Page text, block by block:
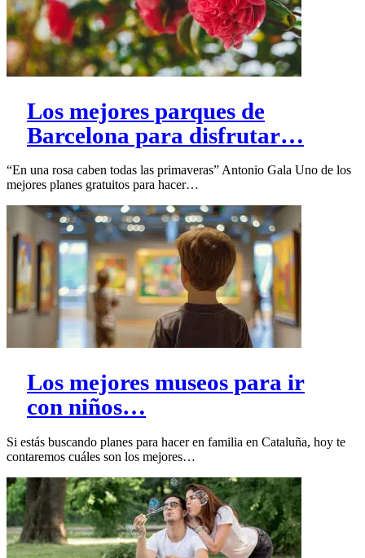
Los mejores parques de
Barcelona para disfrutar…
“En una rosa caben todas las primaveras” Antonio Gala Uno de los
mejores planes gratuitos para hacer…
Los mejores museos para ir
con niños…
Si estás buscando planes para hacer en familia en Cataluña, hoy te
contaremos cuáles son los mejores…